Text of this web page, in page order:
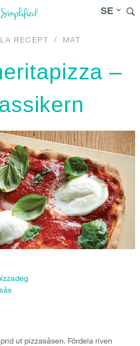
SE
RECEPT / MAT
–
ut pizzasåsen. Fördela riven